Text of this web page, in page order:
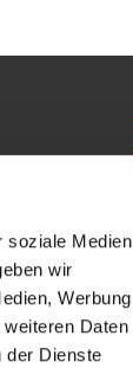
soziale Medien
wir
Werbung
Daten
der Dienste